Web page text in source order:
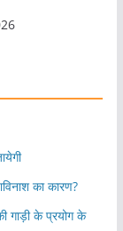
का कारण?
गाड़ी के प्रयोग के